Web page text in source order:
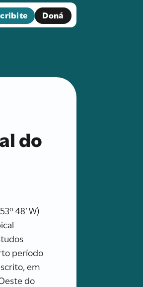
Doná
do
48′ W)
período
em
do